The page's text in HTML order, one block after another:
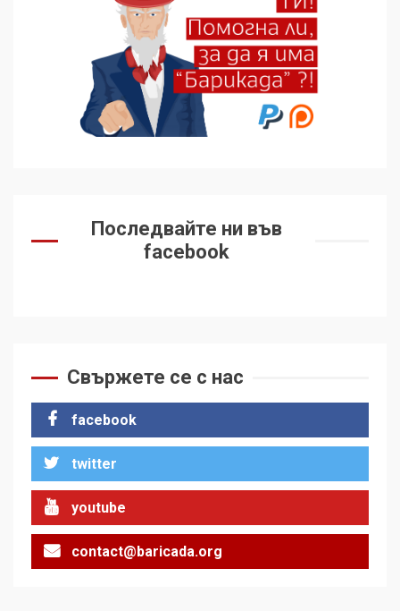
Последвайте ни във
facebook
Свържете се с нас
facebook
twitter
youtube
contact@baricada.org